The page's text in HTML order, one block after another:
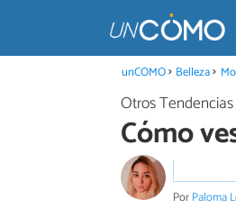
unCOMO Belleza
Otros
Cómo
PorPaloma